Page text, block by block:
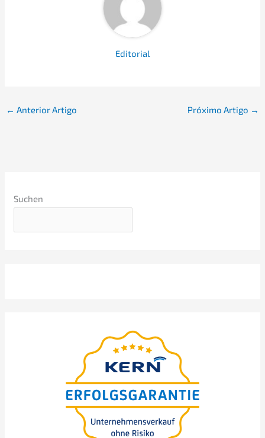
Edito­ri­al
← Anterior Artigo Próxi­mo Artigo →
Suchen
Koerber
Venda da empre­sa (M
sem risco e sem perda
de valor